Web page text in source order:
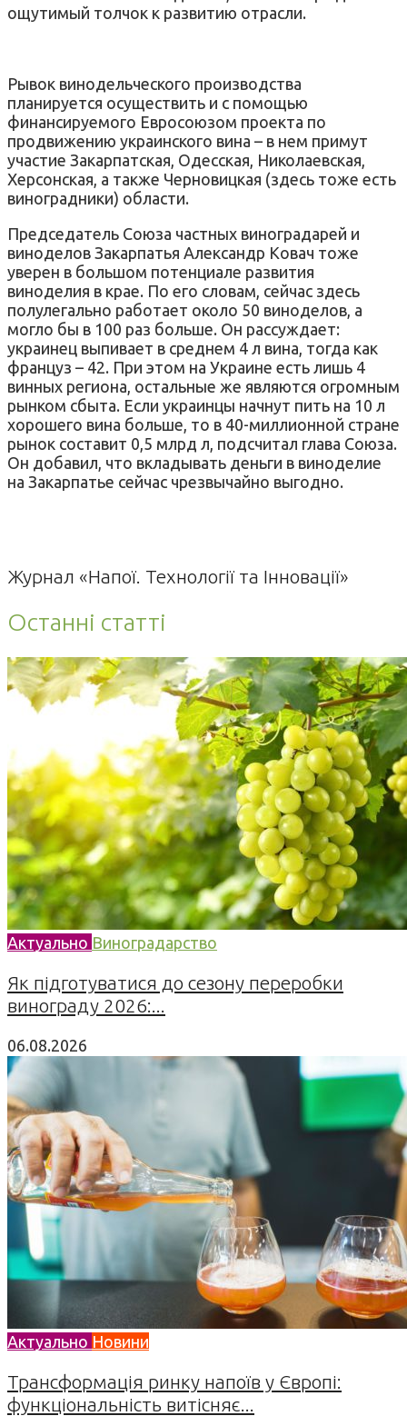
ощутимый толчок к развитию отрасли.
Рывок винодельческого производства
планируется осуществить и с помощью
финансируемого Евросоюзом проекта по
продвижению украинского вина – в нем примут
участие Закарпатская, Одесская, Николаевская,
Херсонская, а также Черновицкая (здесь тоже есть
виноградники) области.
Председатель Союза частных виноградарей и
виноделов Закарпатья Александр Ковач тоже
уверен в большом потенциале развития
виноделия в крае. По его словам, сейчас здесь
полулегально работает около 50 виноделов, а
могло бы в 100 раз больше. Он рассуждает:
украинец выпивает в среднем 4 л вина, тогда как
француз – 42. При этом на Украине есть лишь 4
винных региона, остальные же являются огромным
рынком сбыта. Если украинцы начнут пить на 10 л
хорошего вина больше, то в 40-миллионной стране
рынок составит 0,5 млрд л, подсчитал глава Союза.
Он добавил, что вкладывать деньги в виноделие
на Закарпатье сейчас чрезвычайно выгодно.
Журнал «Напої. Технології та Інновації»
Останні статті
Актуально Виноградарство
Як підготуватися до сезону переробки
винограду 2026:...
06.08.2026
Актуально Новини
Трансформація ринку напоїв у Європі:
функціональність витісняє...